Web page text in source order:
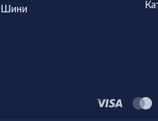
Шини